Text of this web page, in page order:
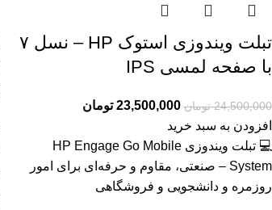
تبلت ویندوزی استوک HP – نسل ۷
با صفحه لمسی IPS
24,500,000 تومان 23,500,000 تومان
افزودن به سبد خرید
💻 تبلت ویندوزی HP Engage Go Mobile
System – صنعتی، مقاوم و حرفه‌ای برای امور
روزمره و دانشجویی و فروشگاهی